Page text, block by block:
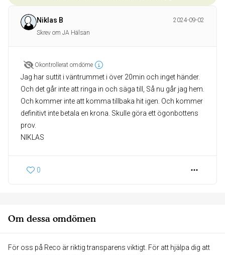
Om dessa omdömen
För oss på Reco är riktig transparens viktigt. För att hjälpa dig att
Niklas B
2024-09-02
Skrev om JA Hälsan
Okontrollerat omdöme
Jag har suttit i väntrummet i över 20min och inget händer.
Och det går inte att ringa in och säga till, Så nu går jag hem.
Och kommer inte att komma tillbaka hit igen. Och kommer
definitivt inte betala en krona. Skulle göra ett ögonbottens
prov.
NIKLAS
0